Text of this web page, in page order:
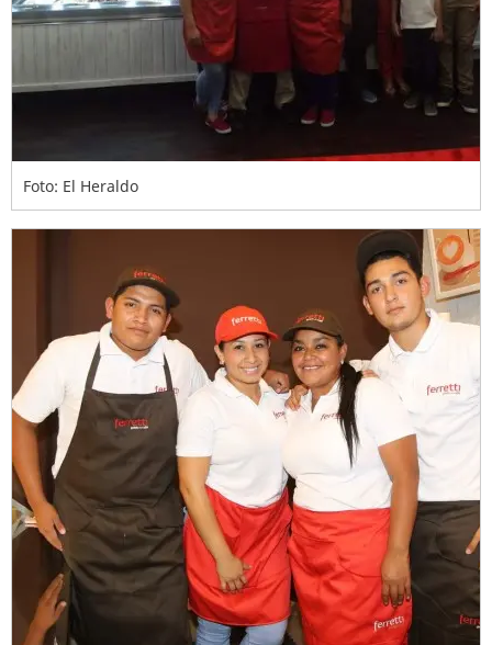
Foto: El Heraldo